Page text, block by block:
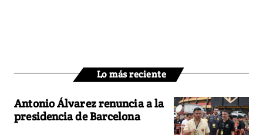
Lo más reciente
Antonio Álvarez renuncia a la
presidencia de Barcelona